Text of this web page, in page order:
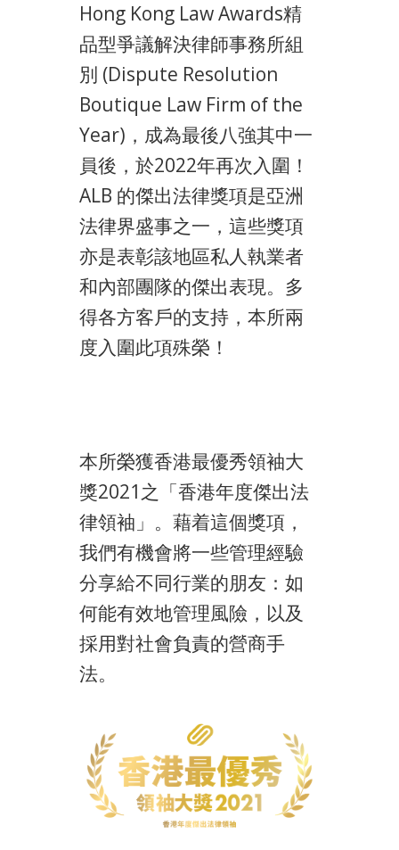
Hong Kong Law Awards精
品型爭議解決律師事務所組
別 (Dispute Resolution
Boutique Law Firm of the
Year)，成為最後八強其中一
員後，於2022年再次入圍！
ALB 的傑出法律獎項是亞洲
法律界盛事之一，這些獎項
亦是表彰該地區私人執業者
和內部團隊的傑出表現。多
得各方客戶的支持，本所兩
度入圍此項殊榮！
本所榮獲香港最優秀領袖大
獎2021之「香港年度傑出法
律領袖」。藉着這個獎項，
我們有機會將一些管理經驗
分享給不同行業的朋友：如
何能有效地管理風險，以及
採用對社會負責的營商手
法。